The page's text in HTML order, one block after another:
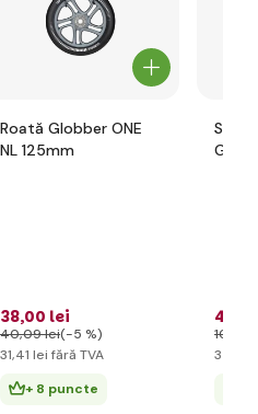
Roată Globber ONE
NL 125mm
38,00 lei
40,09 lei(-5 %)
31,41 lei fără TVA
+ 8 puncte
Set
42
102
35